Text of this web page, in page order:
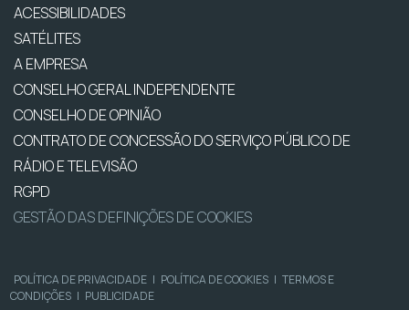
ACESSIBILIDADES
SATÉLITES
A EMPRESA
CONSELHO GERAL INDEPENDENTE
CONSELHO DE OPINIÃO
CONTRATO DE CONCESSÃO DO SERVIÇO PÚBLICO DE
RÁDIO E TELEVISÃO
RGPD
GESTÃO DAS DEFINIÇÕES DE COOKIES
POLÍTICA DE PRIVACIDADE | POLÍTICA DE COOKIES | TERMOS E
CONDIÇÕES | PUBLICIDADE